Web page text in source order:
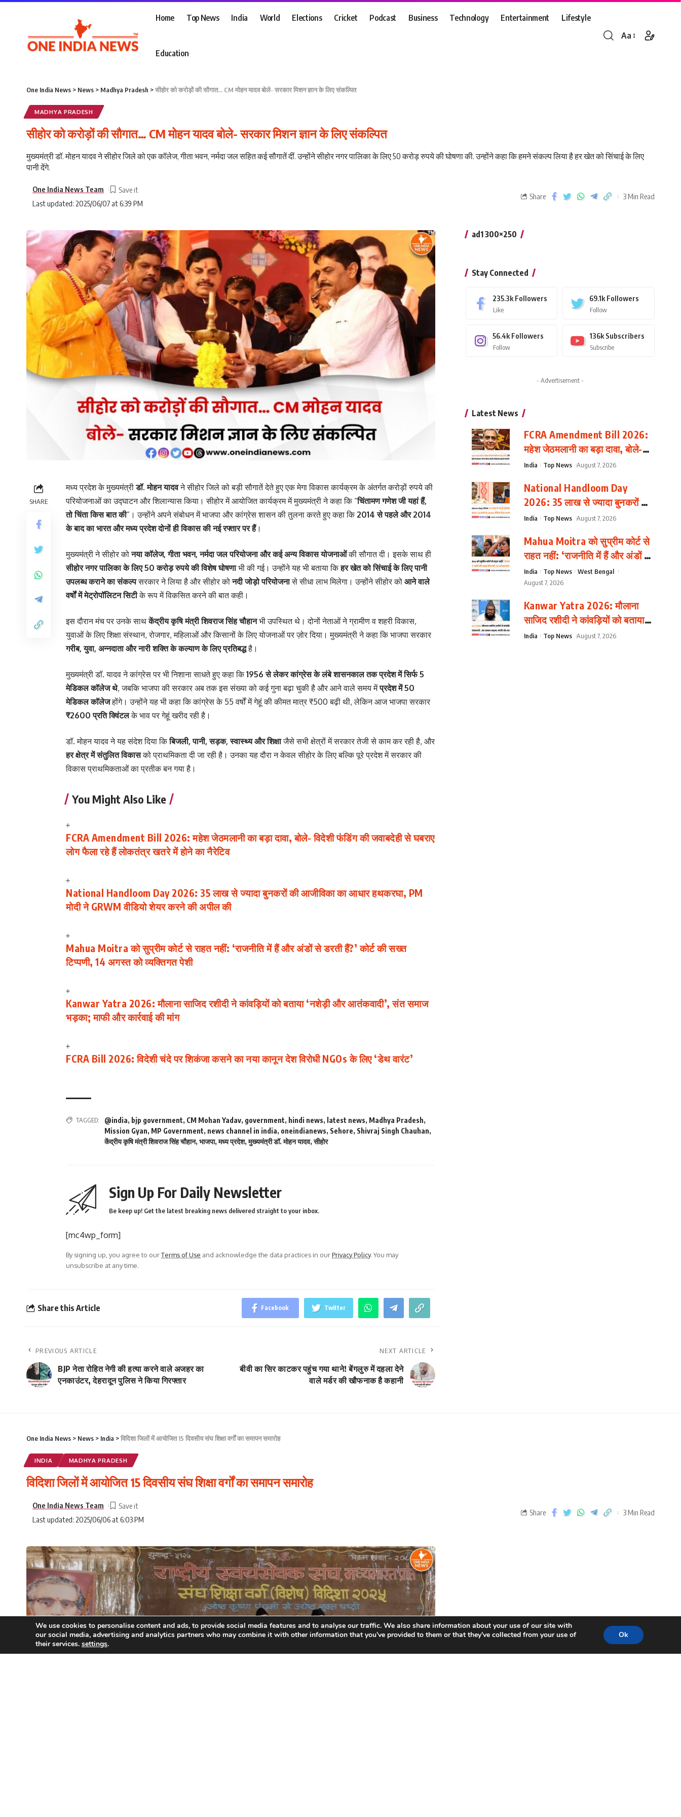
Home Top News India World Elections Cricket Podcast Business Technology Entertainment Lifestyle
Education
Aa
One India News > News > Madhya Pradesh >सीहोर को करोड़ों की सौगात… CM मोहन यादव बोले- सरकार मिशन ज्ञान के लिए संकल्पित
MADHYA PRADESH
सीहोर को करोड़ों की सौगात… CM मोहन यादव बोले- सरकार मिशन ज्ञान के लिए संकल्पित
मुख्यमंत्री डॉ. मोहन यादव ने सीहोर जिले को एक कॉलेज, गीता भवन, नर्मदा जल सहित कई सौगातें दीं. उन्होंने सीहोर नगर पालिका के लिए 50 करोड़ रुपये की घोषणा की. उन्होंने कहा कि हमने संकल्प लिया है हर खेत को सिंचाई के लिए
पानी देंगे.
Last updated: 2025/06/07 at 6:39 PM
One India News Team
Share 3 Min Read
SHARE
मध्य प्रदेश के मुख्यमंत्रीडॉ. मोहन यादवने सीहोर जिले को बड़ी सौगातें देते हुए एक मेगा विकास कार्यक्रम के अंतर्गत करोड़ों रुपये की
परियोजनाओं का उद्घाटन और शिलान्यास किया। सीहोर में आयोजित कार्यक्रम में मुख्यमंत्री ने कहा कि “चिंतामण गणेश जी यहां हैं,
तो चिंता किस बात की”। उन्होंने अपने संबोधन में भाजपा और कांग्रेस शासन की तुलना करते हुए कहा कि 2014 से पहले और 2014
के बाद का भारत और मध्य प्रदेश दोनों ही विकास की नई रफ्तार पर हैं।
मुख्यमंत्री ने सीहोर कोनया कॉलेज, गीता भवन, नर्मदा जल परियोजना और कई अन्य विकास योजनाओंकी सौगात दी। इसके साथ ही
सीहोर नगर पालिका के लिए 50 करोड़ रुपये की विशेष घोषणाभी की गई। उन्होंने यह भी बताया किहर खेत को सिंचाई के लिए पानी
उपलब्ध कराने का संकल्पसरकार ने लिया है और सीहोर कोनदी जोड़ो परियोजनासे सीधा लाभ मिलेगा। उन्होंने सीहोर को आने वाले
वर्षों में मेट्रोपॉलिटन सिटीके रूप में विकसित करने की बात कही।
इस दौरान मंच पर उनके साथकेंद्रीय कृषि मंत्री शिवराज सिंह चौहानभी उपस्थित थे। दोनों नेताओं ने ग्रामीण व शहरी विकास,
युवाओं के लिए शिक्षा संस्थान, रोजगार, महिलाओं और किसानों के लिए योजनाओं पर ज़ोर दिया। मुख्यमंत्री ने कहा कि भाजपा सरकार
गरीब, युवा, अन्नदाता और नारी शक्ति के कल्याण के लिए प्रतिबद्धहै।
मुख्यमंत्री डॉ. यादव ने कांग्रेस पर भी निशाना साधते हुए कहा कि1956 से लेकर कांग्रेस के लंबे शासनकाल तक प्रदेश में सिर्फ 5
मेडिकल कॉलेज थे, जबकि भाजपा की सरकार अब तक इस संख्या को कई गुना बढ़ा चुकी है और आने वाले समय मेंप्रदेश में 50
मेडिकल कॉलेजहोंगे। उन्होंने यह भी कहा कि कांग्रेस के 55 वर्षों में गेहूं की कीमत मात्र ₹500 बढ़ी थी, लेकिन आज भाजपा सरकार
₹2600 प्रति क्विंटलके भाव पर गेहूं खरीद रही है।
डॉ. मोहन यादव ने यह संदेश दिया किबिजली, पानी, सड़क, स्वास्थ्य और शिक्षाजैसे सभी क्षेत्रों में सरकार तेजी से काम कर रही है, और
हर क्षेत्र में संतुलित विकासको प्राथमिकता दी जा रही है। उनका यह दौरा न केवल सीहोर के लिए बल्कि पूरे प्रदेश में सरकार की
विकास प्राथमिकताओं का प्रतीक बन गया है।
You Might Also Like
FCRA Amendment Bill 2026: महेश जेठमलानी का बड़ा दावा, बोले- विदेशी फंडिंग की जवाबदेही से घबराए
लोग फैला रहे हैं लोकतंत्र खतरे में होने का नैरेटिव
National Handloom Day 2026: 35 लाख से ज्यादा बुनकरों की आजीविका का आधार हथकरघा, PM
मोदी ने GRWM वीडियो शेयर करने की अपील की
Mahua Moitra को सुप्रीम कोर्ट से राहत नहीं: ‘राजनीति में हैं और अंडों से डरती हैं?’ कोर्ट की सख्त
टिप्पणी, 14 अगस्त को व्यक्तिगत पेशी
Kanwar Yatra 2026: मौलाना साजिद रशीदी ने कांवड़ियों को बताया ‘नशेड़ी और आतंकवादी’, संत समाज
भड़का; माफी और कार्रवाई की मांग
FCRA Bill 2026: विदेशी चंदे पर शिकंजा कसने का नया कानून देश विरोधी NGOs के लिए ‘डेथ वारंट’
TAGGED: @india, bjp government, CM Mohan Yadav, government, hindi news, latest news, Madhya Pradesh,
Mission Gyan, MP Government, news channel in india, oneindianews, Sehore, Shivraj Singh Chauhan,
केंद्रीय कृषि मंत्री शिवराज सिंह चौहान, भाजपा,मध्य प्रदेश,मुख्यमंत्री डॉ. मोहन यादव,सीहोर
Sign Up For Daily Newsletter
Be keep up! Get the latest breaking news delivered straight to your inbox.
[mc4wp_form]
By signing up, you agree to ourTerms of Use and acknowledge the data practices in ourPrivacy Policy. You may
unsubscribe at any time.
Share this Article Facebook Twitter
PREVIOUS ARTICLE
BJP नेता रोहित नेगी की हत्या करने वाले अजहर का
एनकाउंटर, देहरादून पुलिस ने किया गिरफ्तार
NEXT ARTICLE
बीवी का सिर काटकर पहुंच गया थाने! बेंगलुरु में दहला देने
वाले मर्डर की खौफनाक है कहानी
ad1 300×250
Stay Connected
235.3k Followers
Like
69.1k Followers
Follow
56.4k Followers
Follow
136k Subscribers
Subscribe
- Advertisement -
Latest News
FCRA Amendment Bill 2026:
महेश जेठमलानी का बड़ा दावा, बोले-
विदेशी फंडिंग की जवाबदेही से घबराए
का नैरेटिव
India Top News August 7, 2026
National Handloom Day
2026: 35 लाख से ज्यादा बुनकरों की
आजीविका का आधार हथकरघा, PM
की अपील की
India Top News August 7, 2026
Mahua Moitra को सुप्रीम कोर्ट से
राहत नहीं: ‘राजनीति में हैं और अंडों से
डरती हैं?’ कोर्ट की सख्त टिप्पणी, 14
अगस्त को व्यक्तिगत पेशी
India Top News
West Bengal
August 7, 2026
Kanwar Yatra 2026: मौलाना
साजिद रशीदी ने कांवड़ियों को बताया
‘नशेड़ी और आतंकवादी’, संत समाज
India Top News August 7, 2026
One India News > News > India >विदिशा जिलों में आयोजित 15 दिवसीय संघ शिक्षा वर्गों का समापन समारोह
INDIA MADHYA PRADESH
विदिशा जिलों में आयोजित 15 दिवसीय संघ शिक्षा वर्गों का समापन समारोह
Last updated: 2025/06/06 at 6:03 PM
One India News Team
Share 3 Min Read
We use cookies to personalise content and ads, to provide social media features and to analyse our traffic. We also share information about your use of our site with
our social media, advertising and analytics partners who may combine it with other information that you’ve provided to them or that they’ve collected from your use of
their services. settings.
Ok